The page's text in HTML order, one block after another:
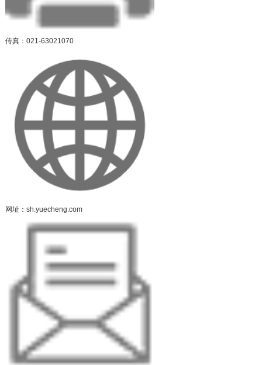
传真：021-63021070
网址：sh.yuecheng.com